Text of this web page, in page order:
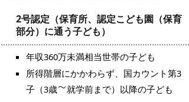
2号認定（保育所、認定こども園（保育
部分）に通う子ども）
年収360万未満相当世帯の子ども
所得階層にかかわらず、国カウント第3
子（3歳
就学前まで）以降の子ども